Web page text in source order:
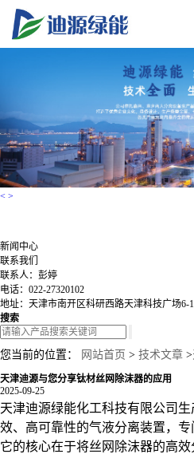
< >
新闻中心
联系我们
联系人：彭婷
电话：022-27320102
地址：天津市南开区科研西路天津科技广场6-
搜索
您当前的位置： 网站首页 > 技术文章 >
器的应用
天津迪源与您分享钛材丝网除沫器的应用
2025-09-25
天津迪源绿能化工科技有限公司
效、高可靠性的气液分离装置，专
它的核心在于将丝网除沫器的高